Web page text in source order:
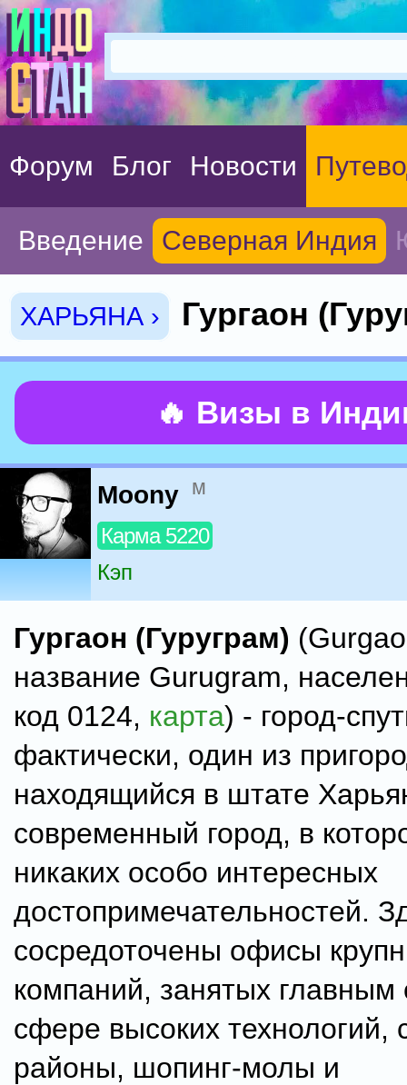
Форум Блог Новости
Введение Северная Индия
ХАРЬЯНА › Гургаон
🔥 Визы в
Moony м
Карма 5220
Кэп
Гургаон (Гуруграм)
название Gurugram,
код 0124, карта) - город-
фактически, один из
находящийся в штате
современный город, в
никаких особо интересных
достопримечательностей.
сосредоточены офисы
компаний, занятых главным
сфере высоких технологий,
районы, шопинг-молы и